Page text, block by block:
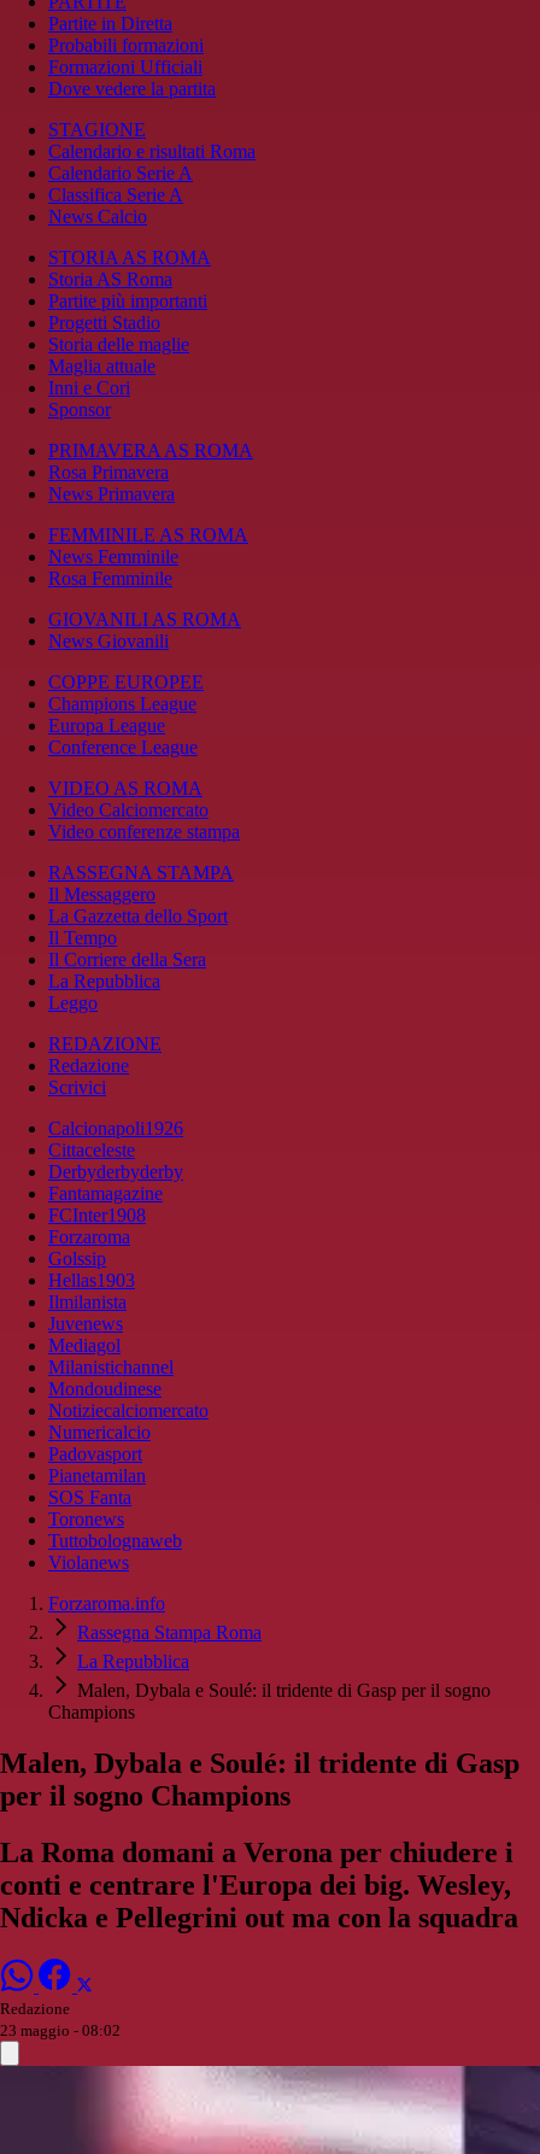
Partite in Diretta
Probabili formazioni
Formazioni Ufficiali
Dove vedere la partita
STAGIONE
Calendario e risultati Roma
Calendario Serie A
Classifica Serie A
News Calcio
STORIA AS ROMA
Storia AS Roma
Partite più importanti
Progetti Stadio
Storia delle maglie
Maglia attuale
Inni e Cori
Sponsor
PRIMAVERA AS ROMA
Rosa Primavera
News Primavera
FEMMINILE AS ROMA
News Femminile
Rosa Femminile
GIOVANILI AS ROMA
News Giovanili
COPPE EUROPEE
Champions League
Europa League
Conference League
VIDEO AS ROMA
Video Calciomercato
Video conferenze stampa
RASSEGNA STAMPA
Il Messaggero
La Gazzetta dello Sport
Il Tempo
Il Corriere della Sera
La Repubblica
Leggo
REDAZIONE
Redazione
Scrivici
Calcionapoli1926
Cittaceleste
Derbyderbyderby
Fantamagazine
FCInter1908
Forzaroma
Golssip
Hellas1903
Ilmilanista
Juvenews
Mediagol
Milanistichannel
Mondoudinese
Notiziecalciomercato
Numericalcio
Padovasport
Pianetamilan
SOS Fanta
Toronews
Tuttobolognaweb
Violanews
Forzaroma.info
Rassegna Stampa Roma
La Repubblica
Malen, Dybala e Soulé: il tridente di Gasp per il sogno
Champions
Malen, Dybala e Soulé: il tridente di Gasp
per il sogno Champions
La Roma domani a Verona per chiudere i
conti e centrare l'Europa dei big. Wesley,
Ndicka e Pellegrini out ma con la squadra
Redazione
23 maggio - 08:02